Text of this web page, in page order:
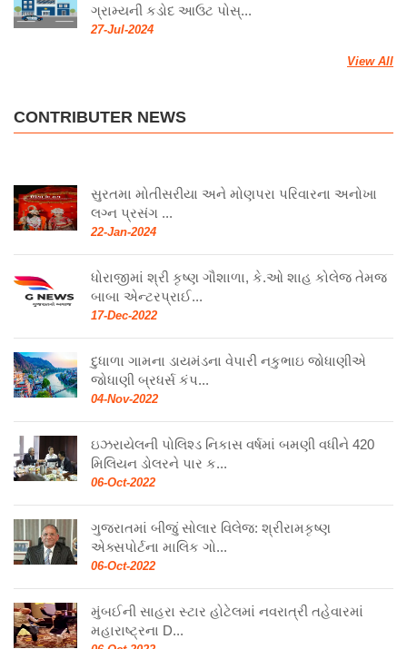
ગ્રામ્યની કડોદ આઉટ પોસ્...
27-Jul-2024
View All
CONTRIBUTER NEWS
સુરતમા મોતીસરીયા અને મોણપરા પરિવારના અનોખા
લગ્ન પ્રસંગ ...
22-Jan-2024
ધોરાજીમાં શ્રી કૃષ્ણ ગૌશાળા, કે.ઓ શાહ કોલેજ તેમજ
બાબા એન્ટરપ્રાઈ...
17-Dec-2022
દુધાળા ગામના ડાયમંડના વેપારી નકુભાઇ જોધાણીએ
જોધાણી બ્રધર્સ કંપ...
04-Nov-2022
ઇઝરાયેલની પોલિશ્ડ નિકાસ વર્ષમાં બમણી વધીને 420
મિલિયન ડોલરને પાર ક...
06-Oct-2022
ગુજરાતમાં બીજું સોલાર વિલેજ: શ્રીરામકૃષ્ણ
એક્સપોર્ટના માલિક ગો...
06-Oct-2022
મુંબઈની સાહરા સ્ટાર હોટેલમાં નવરાત્રી તહેવારમાં
મહારાષ્ટ્રના D...